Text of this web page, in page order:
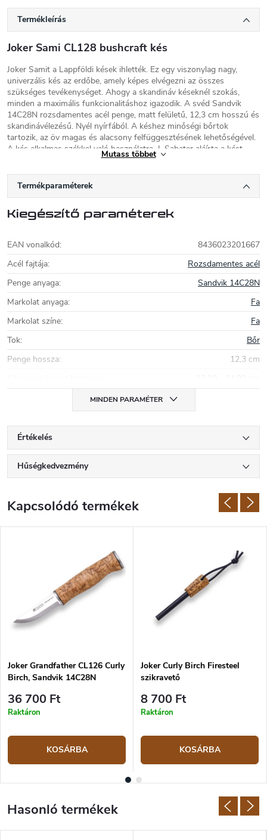
Termékleírás
Joker Sami CL128 bushcraft kés
Joker Samit a Lappföldi kések ihlették. Ez egy viszonylag nagy,
univerzális kés az erdőbe, amely képes elvégezni az összes
szükséges tevékenységet. Ahogy a skandináv késeknél szokás,
minden a maximális funkcionalitáshoz igazodik. A svéd Sandvik
14C28N rozsdamentes acél penge, matt felületű, 12,3 cm hosszú és
skandinávélezésű. Nyél nyírfából. A késhez minőségi bőrtok
tartozik, az öv magas és alacsony felfüggesztésének lehetőségével.
A kés alkalmas székkel való használatra. J. Sabater aláírta a kést.
A Joker kések
készülnek. A céget 1987-ben alapították, és
modernizálására összpontosít, és kiváló minőségű acélokat használ
a Sandvik (12C27, 14C28N) vagy a Böhler (N695, K720) cégektől.
Figyelemre méltó még a Joker Carbono sorozat, amely egyszerű
szénacélból készült zárókésekből áll.
Mutass többet
Termékparaméterek
Kiegészítő paraméterek
EAN vonalkód:
8436023201667
Acél fajtája:
Rozsdamentes acél
Penge anyaga:
Sandvik 14C28N
Markolat anyaga:
Fa
Markolat színe:
Fa
Tok:
Bőr
Penge hossza:
12,3 cm
MINDEN PARAMÉTER
Értékelés
Hűségkedvezmény
Kapcsolódó termékek
Joker Grandfather CL126 Curly
Birch, Sandvik 14C28N
36 700 Ft
Raktáron
KOSÁRBA
Joker Curly Birch Firesteel
szikravető
8 700 Ft
Raktáron
KOSÁRBA